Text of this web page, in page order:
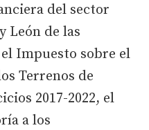
del sector
León de las
Impuesto sobre el
Terrenos de
2017-2022, el
a los